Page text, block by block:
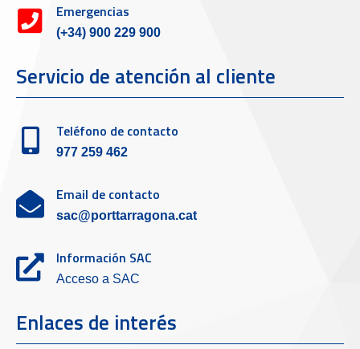
Emergencias
(+34) 900 229 900
Servicio de atención al cliente
Teléfono de contacto
977 259 462
Email de contacto
sac@porttarragona.cat
Información SAC
Acceso a SAC
Enlaces de interés